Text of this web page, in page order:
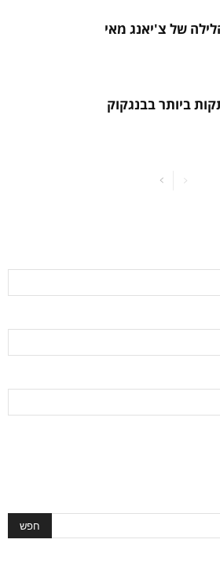
של צ'יאנג מאי
ביותר בבנגקוק